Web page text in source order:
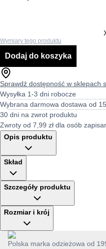
Wymiary tego produktu
Dodaj do koszyka
Sprawdź dostępność w sklepach
Wysyłka 1-3 dni robocze
Wybrana darmowa dostawa od
30 dni na zwrot produktu
Zwroty od 7,99 zł dla osób
Opis produktu
Skład
Szczegóły produktu
Rozmiar i krój
Polska marka odzieżowa od